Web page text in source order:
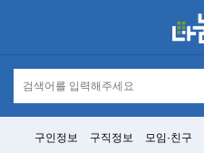
구인정보 구직정보 모임·친구